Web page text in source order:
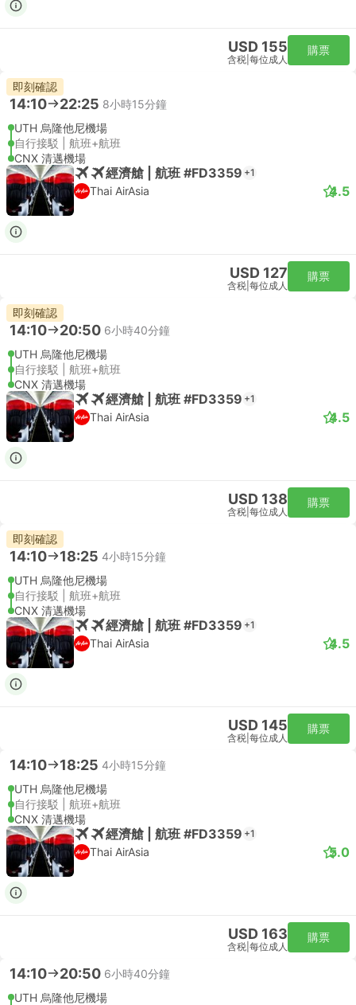
USD 155
含税 每位成人
購票
即刻確認
14:10 22:25 8小時15分鐘
UTH 烏隆他尼機場
自行接駁 | 航班+航班
CNX 清邁機場
經濟艙 | 航班 #FD3359 +1
Thai AirAsia 4.5
USD 127
含税 每位成人
購票
即刻確認
14:10 20:50 6小時40分鐘
UTH 烏隆他尼機場
自行接駁 | 航班+航班
CNX 清邁機場
經濟艙 | 航班 #FD3359 +1
Thai AirAsia 4.5
USD 138
含税 每位成人
購票
即刻確認
14:10 18:25 4小時15分鐘
UTH 烏隆他尼機場
自行接駁 | 航班+航班
CNX 清邁機場
經濟艙 | 航班 #FD3359 +1
Thai AirAsia 4.5
USD 145
含税 每位成人
購票
14:10 18:25 4小時15分鐘
UTH 烏隆他尼機場
自行接駁 | 航班+航班
CNX 清邁機場
經濟艙 | 航班 #FD3359 +1
Thai AirAsia 5.0
USD 163
含税 每位成人
購票
14:10 20:50 6小時40分鐘
UTH 烏隆他尼機場